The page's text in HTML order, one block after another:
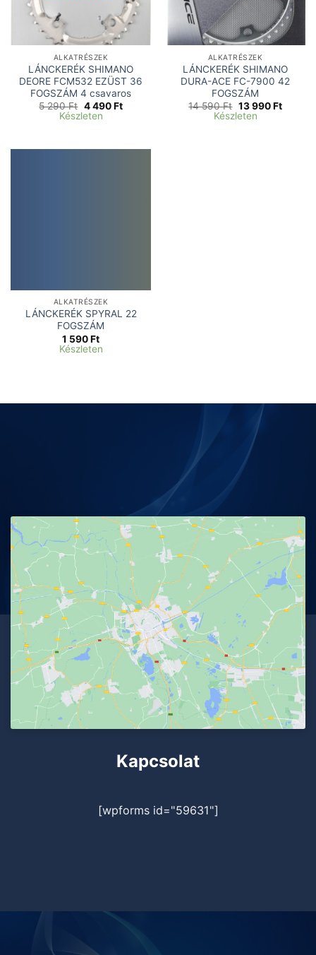
ALKATRÉSZEK
LÁNCKERÉK SHIMANO
DEORE FCM532 EZÜST 36
FOGSZÁM 4 csavaros
5 290Ft Original
price
4 490FtCurrent
Készleten
ALKATRÉSZEK
LÁNCKERÉK SHIMANO
DURA-ACE FC-7900 42
FOGSZÁM
14 590Ft Original
price
13 990FtCurrent
Készleten
ALKATRÉSZEK
LÁNCKERÉK SPYRAL 22
FOGSZÁM
1 590Ft
Készleten
Kapcsolat
[wpforms id="59631"]